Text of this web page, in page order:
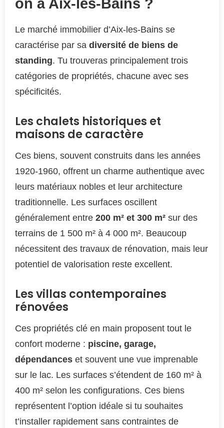
on à Aix-les-Bains ?
Le marché immobilier d’Aix-les-Bains se
caractérise par sa diversité de biens de
standing. Tu trouveras principalement trois
catégories de propriétés, chacune avec ses
spécificités.
Les chalets historiques et
maisons de caractère
Ces biens, souvent construits dans les années
1920-1960, offrent un charme authentique avec
leurs matériaux nobles et leur architecture
traditionnelle. Les surfaces oscillent
généralement entre 200 m² et 300 m² sur des
terrains de 1 500 m² à 4 000 m². Beaucoup
nécessitent des travaux de rénovation, mais leur
potentiel de valorisation reste excellent.
Les villas contemporaines
rénovées
Ces propriétés clé en main proposent tout le
confort moderne : piscine, garage,
dépendances et souvent une vue imprenable
sur le lac. Les surfaces s’étendent de 160 m² à
400 m² selon les configurations. Ces biens
représentent l’option idéale si tu souhaites
t’installer rapidement sans contraintes de